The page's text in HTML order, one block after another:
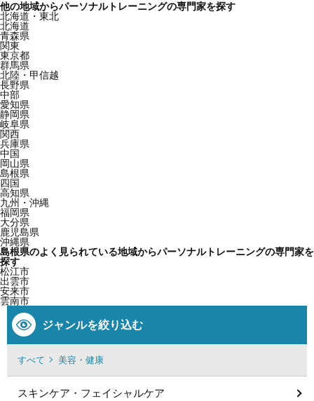
他の地域からパーソナルトレーニングの専門家を探す
北海道・東北
北海道
青森県
関東
東京都
群馬県
北陸・甲信越
長野県
中部
愛知県
静岡県
岐阜県
関西
兵庫県
中国
岡山県
島根県
四国
高知県
九州・沖縄
福岡県
大分県
鹿児島県
沖縄県
島根県のよく見られている地域からパーソナルトレーニングの専門家を
探す
松江市
出雲市
安来市
雲南市
ジャンルを絞り込む
すべて 美容・健康
スキンケア・フェイシャルケア